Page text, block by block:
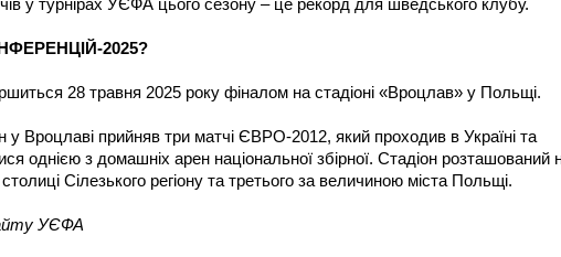
у турнірах УЄФА цього сезону – це рекорд для шведського клубу.
2025?
28 травня 2025 року фіналом на стадіоні «Вроцлав» у Польщі.
у Вроцлаві прийняв три матчі ЄВРО-2012, який проходив в Україні та
однією з домашніх арен національної збірної. Стадіон розташований
Сілезького регіону та третього за величиною міста Польщі.
УЄФА